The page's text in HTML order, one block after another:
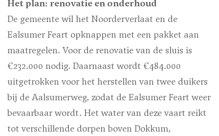
Het plan: renovatie en onderhoud
De gemeente wil het Noorderverlaat en de
Ealsumer Feart opknappen met een pakket aan
maatregelen. Voor de renovatie van de sluis is
€232.000 nodig. Daarnaast wordt €484.000
uitgetrokken voor het herstellen van twee duikers
bij de Aalsumerweg, zodat de Ealsumer Feart weer
bevaarbaar wordt. Het water van deze vaart reikt
tot verschillende dorpen boven Dokkum,